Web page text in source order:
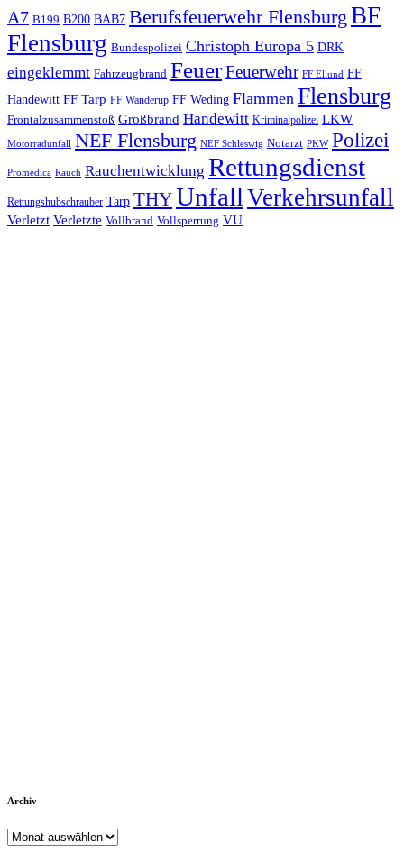
A7 B199 B200 BAB7 Berufsfeuerwehr Flensburg BF
Flensburg Bundespolizei Christoph Europa 5 DRK
eingeklemmt Fahrzeugbrand FeuerFeuerwehr FF Ellund FF
Handewitt FF Tarp FF Wanderup FF Weding Flammen Flensburg
Frontalzusammenstoß Großbrand Handewitt Kriminalpolizei LKW
Motorradunfall NEF Flensburg NEF Schleswig Notarzt PKW Polizei
Promedica Rauch Rauchentwicklung Rettungsdienst
Rettungshubschrauber Tarp THYUnfall Verkehrsunfall
Verletzt Verletzte Vollbrand Vollsperrung VU
Archiv
Archiv